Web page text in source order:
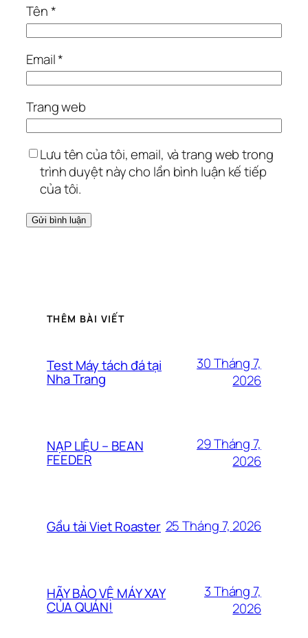
Tên*
Email*
Trang web
Lưu tên của tôi, email, và trang web trong
trình duyệt này cho lần bình luận kế tiếp
của tôi.
THÊM BÀI VIẾT
Test Máy tách đá tại
Nha Trang
30 Tháng 7,
2026
NẠP LIỆU – BEAN
FEEDER
29 Tháng 7,
2026
Gầu tải Viet Roaster 25 Tháng 7, 2026
HÃY BẢO VỆ MÁY XAY
CỦA QUÁN!
3 Tháng 7,
2026